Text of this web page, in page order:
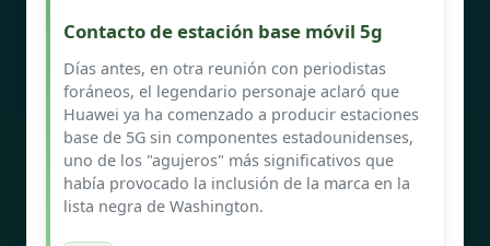
Contacto de estación base móvil 5g
Días antes, en otra reunión con periodistas
foráneos, el legendario personaje aclaró que
Huawei ya ha comenzado a producir estaciones
base de 5G sin componentes estadounidenses,
uno de los "agujeros" más significativos que
había provocado la inclusión de la marca en la
lista negra de Washington.